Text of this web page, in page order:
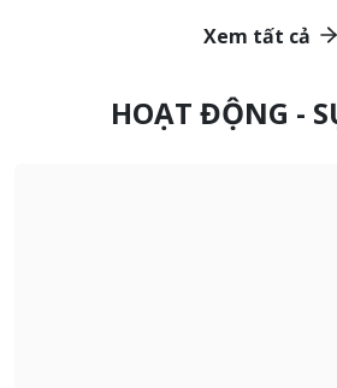
Xem tất cả
HOẠT ĐỘNG -